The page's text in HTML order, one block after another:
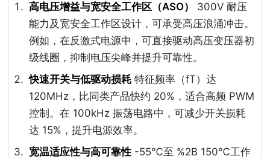
高电压增益与宽安全工作区（ASO）
300V 耐压
能力及宽安全工作区设计，可承受高压浪涌冲击。
例如，在反激式电源中，可直接驱动高压变压器初
级线圈，抑制电压尖峰并提升可靠性。
快速开关与低驱动损耗特征频率（fT）达
120MHz，比同类产品快约 20%，适合高频 PWM
控制。在 100kHz 振荡电路中，可减少开关损耗
达 15%，提升电源效率。
宽温适应性与高可靠性-55℃至 %2B 150℃工作